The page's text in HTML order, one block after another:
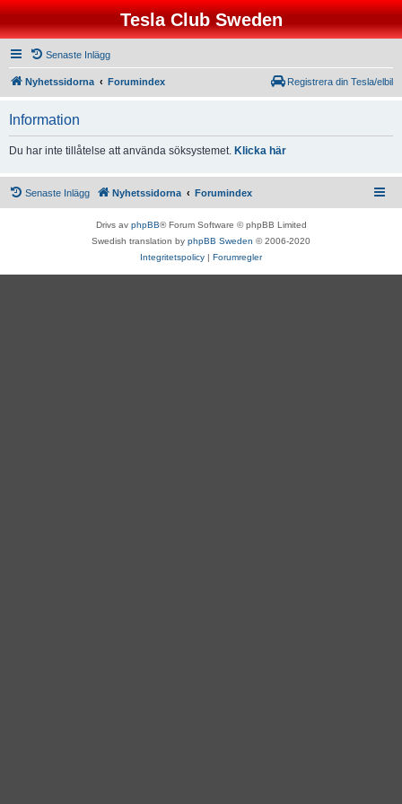
Tesla Club Sweden
Senaste Inlägg
Nyhetssidorna Forumindex Registrera din Tesla/elbil
Information
Du har inte tillåtelse att använda söksystemet. Klicka här
Senaste Inlägg Nyhetssidorna Forumindex
Drivs av phpBB® Forum Software © phpBB Limited
Swedish translation by phpBB Sweden © 2006-2020
Integritetspolicy | Forumregler